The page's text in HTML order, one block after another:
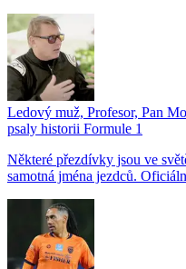
Ledový muž, Profesor, Pan
psaly historii Formule 1
Některé přezdívky jsou ve
samotná jména jezdců.